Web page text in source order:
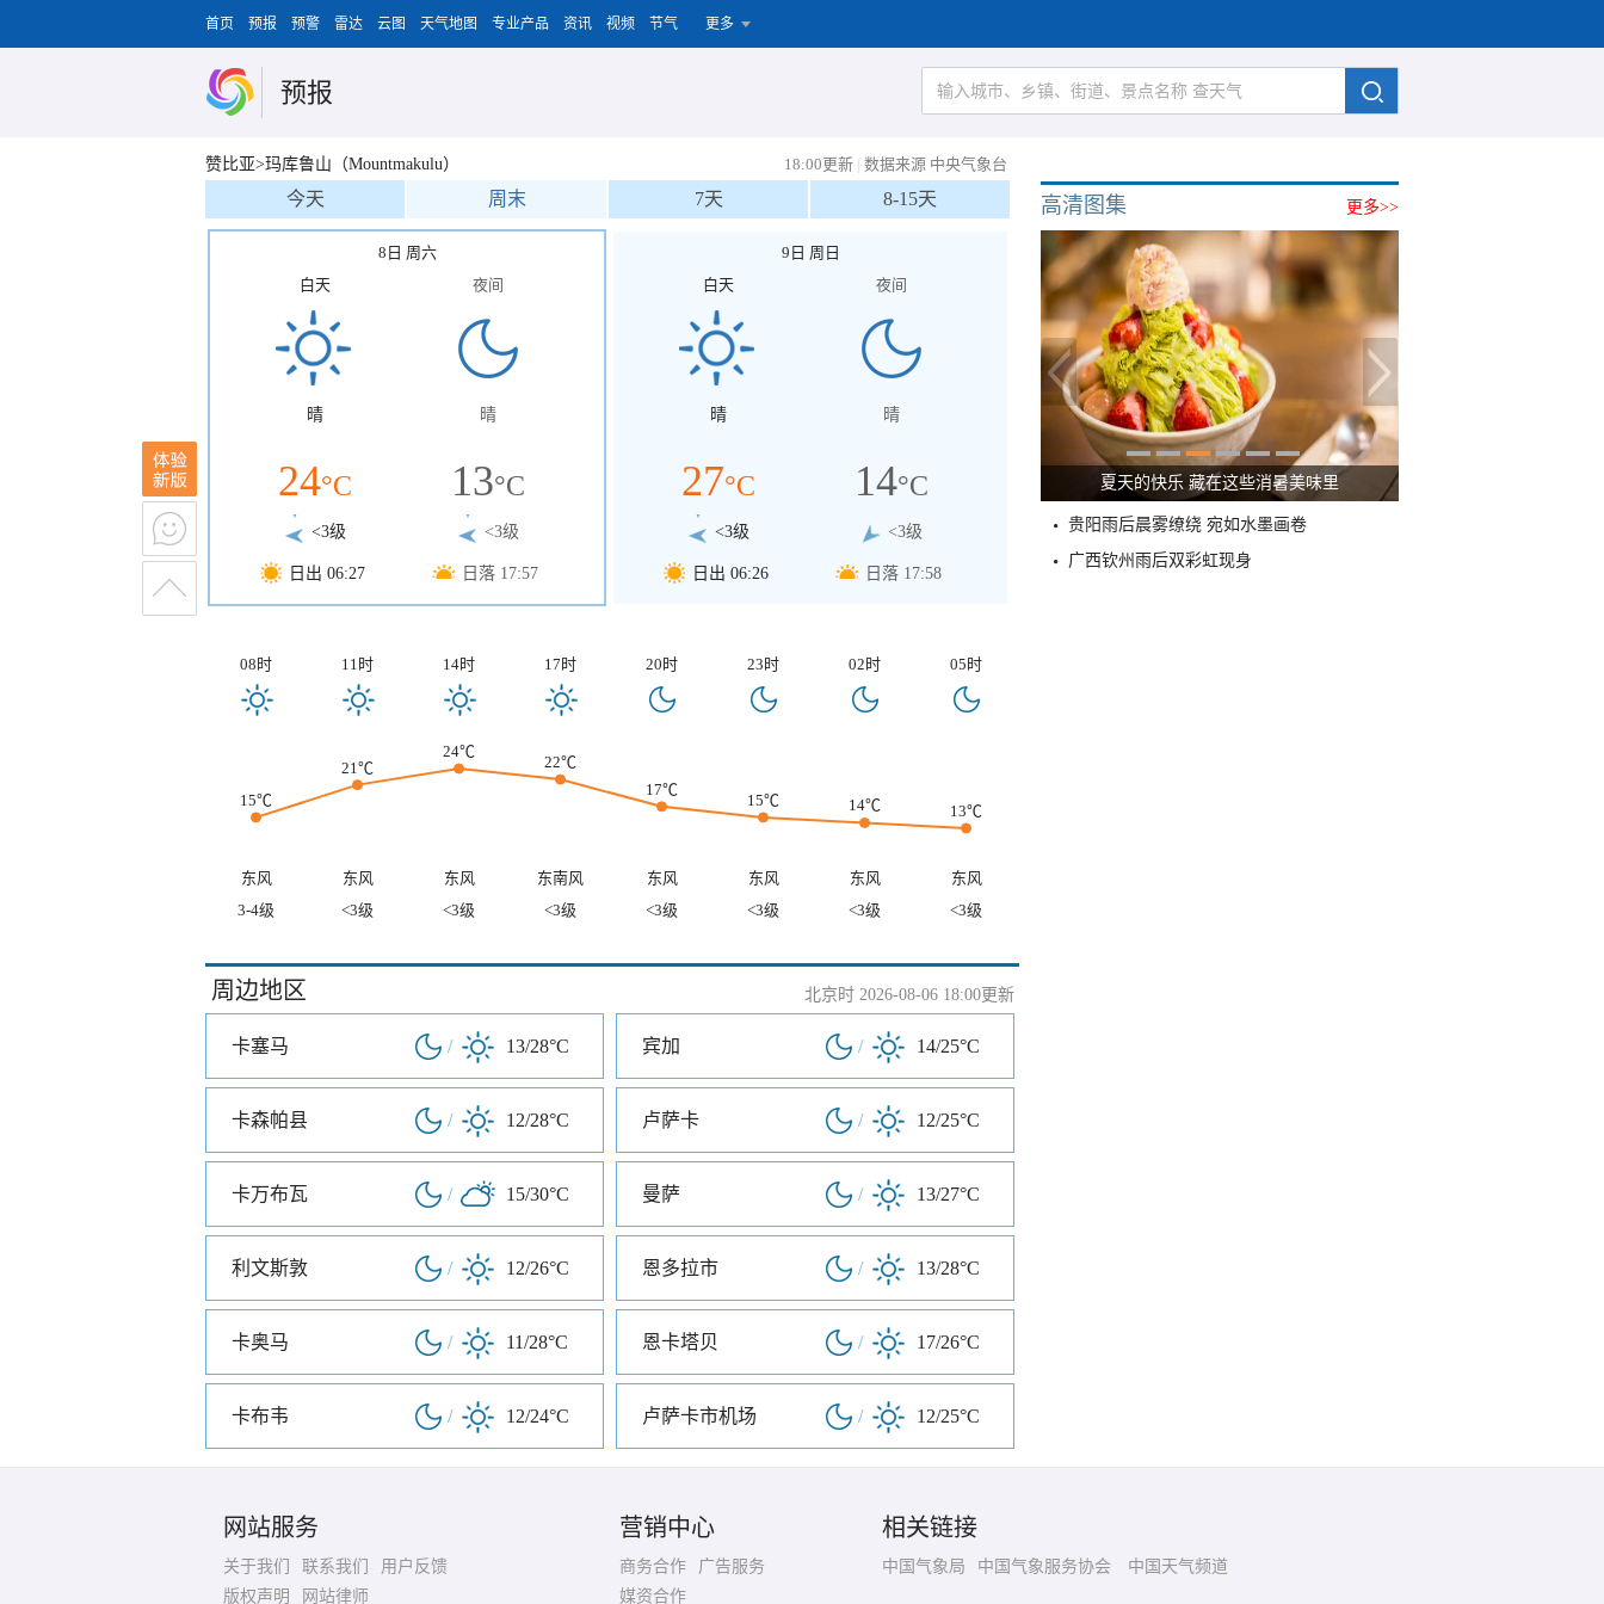
首页 预报 预警 雷达 云图 天气地图 专业产品 资讯 视频 节气 更多
预报
赞比亚>玛库鲁山（Mountmakulu） 18:00更新 | 数据来源 中央气象台
今天 周末 7天 8-15天
8日 周六
白天
晴
24°C
<3级
日出 06:27
夜间
晴
13°C
<3级
日落 17:57
9日 周日
白天
晴
27°C
<3级
日出 06:26
夜间
晴
14°C
<3级
日落 17:58
08时 11时 14时 17时 20时 23时 02时 05时
15℃
21℃
24℃
22℃
17℃
15℃ 14℃ 13℃
东风 东风 东风 东南风 东风 东风 东风
东风
3-4级
<3级 <3级 <3级 <3级 <3级 <3级 <3级
周边地区 北京时 2026-08-06 18:00更新
卡塞马 / 13/28°C 宾加 / 14/25°C
卡森帕县 / 12/28°C 卢萨卡 / 12/25°C
卡万布瓦 / 15/30°C 曼萨 / 13/27°C
利文斯敦 / 12/26°C 恩多拉市 / 13/28°C
卡奥马 / 11/28°C 恩卡塔贝 / 17/26°C
卡布韦 / 12/24°C 卢萨卡市机场 / 12/25°C
更多>>
高清图集
夏天的快乐 藏在这些消暑美味里
贵阳雨后晨雾缭绕 宛如水墨画卷
广西钦州雨后双彩虹现身
网站服务
关于我们 联系我们
用户反馈
版权声明
网站律师
营销中心
商务合作
广告服务
媒资合作
相关链接
中国气象局 中国气象服务协会 中国天气频道